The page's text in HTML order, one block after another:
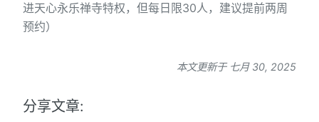
进天心永乐禅寺特权，但每日限30人，建议提前两周
预约）
本文更新于 七月 30, 2025
分享文章: